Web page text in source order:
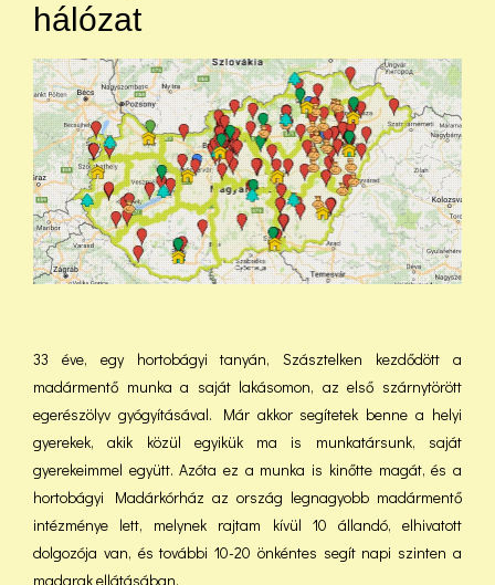
hálózat
33 éve, egy hortobágyi tanyán, Szásztelken kezdődött a
madármentő munka a saját lakásomon, az első szárnytörött
egerészölyv gyógyításával. Már akkor segítetek benne a helyi
gyerekek, akik közül egyikük ma is munkatársunk, saját
gyerekeimmel együtt. Azóta ez a munka is kinőtte magát, és a
hortobágyi Madárkórház az ország legnagyobb madármentő
intézménye lett, melynek rajtam kívül 10 állandó, elhivatott
dolgozója van, és további 10-20 önkéntes segít napi szinten a
madarak ellátásában.